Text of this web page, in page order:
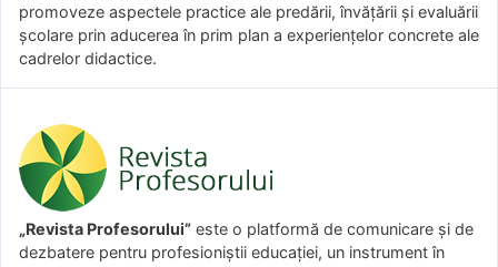
promoveze aspectele practice ale predării, învăţării şi evaluării
şcolare prin aducerea în prim plan a experienţelor concrete ale
cadrelor didactice.
„Revista Profesorului” este o platformă de comunicare și de
dezbatere pentru profesioniștii educației, un instrument în